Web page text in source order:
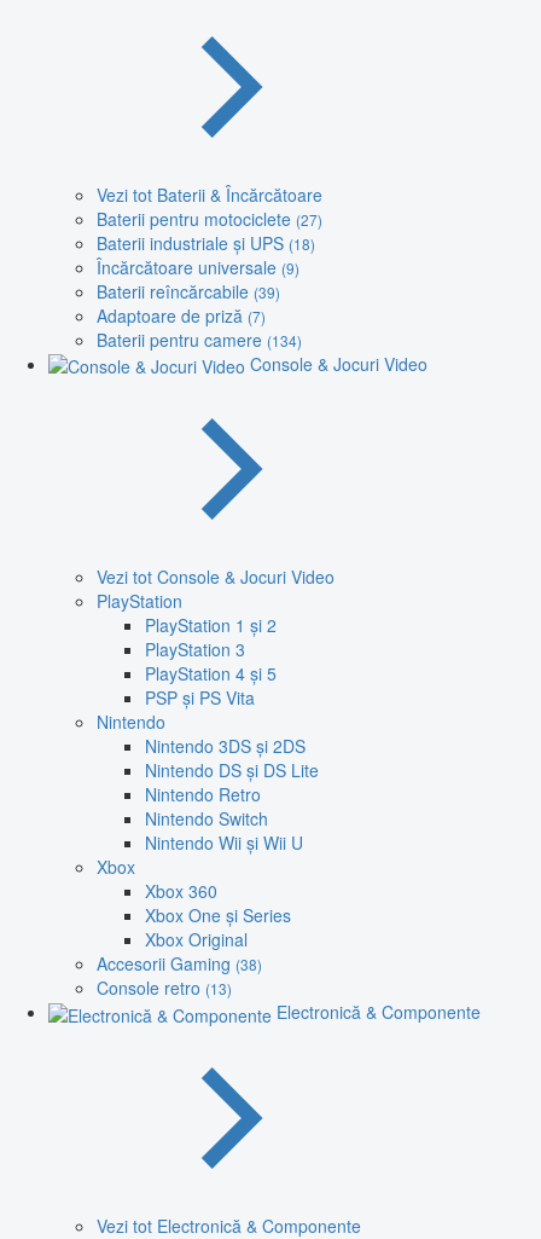
Vezi tot Baterii & Încărcătoare
Baterii pentru motociclete (27)
Baterii industriale și UPS (18)
Încărcătoare universale (9)
Baterii reîncărcabile (39)
Adaptoare de priză (7)
Baterii pentru camere (134)
Console & Jocuri Video
Vezi tot Console & Jocuri Video
PlayStation
PlayStation 1 și 2
PlayStation 3
PlayStation 4 și 5
PSP și PS Vita
Nintendo
Nintendo 3DS și 2DS
Nintendo DS și DS Lite
Nintendo Retro
Nintendo Switch
Nintendo Wii și Wii U
Xbox
Xbox 360
Xbox One și Series
Xbox Original
Accesorii Gaming (38)
Console retro (13)
Electronică & Componente
Vezi tot Electronică & Componente